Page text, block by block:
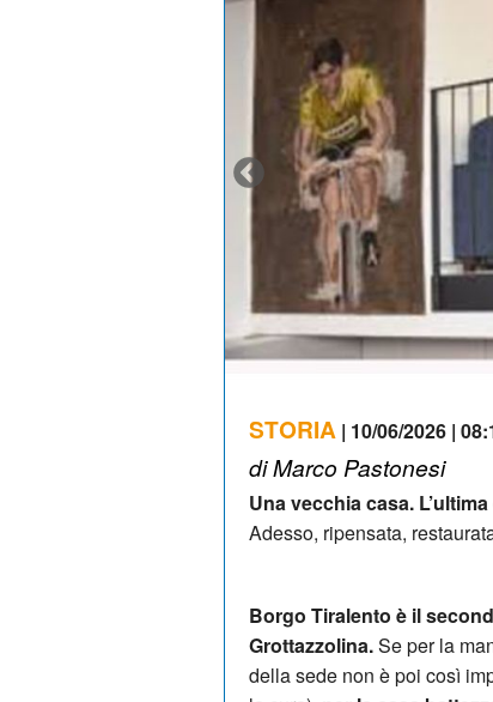
STORIA | 10/06/2026 |
di Marco Pastonesi
Una vecchia casa.
Adesso, ripensata,
Borgo Tiralento è il
Grottazzolina.Se per la
della sede non è poi così